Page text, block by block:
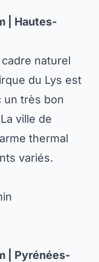
| Hautes-
naturel
du Lys est
un très bon
ville de
thermal
variés.
| Pyrénées-